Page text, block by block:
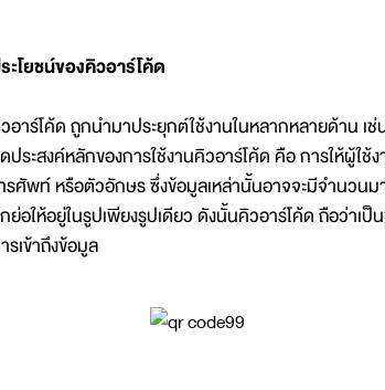
ะโยชน์ของคิวอาร์โค้ด
อาร์โค้ด ถูกนำมาประยุกต์ใช้งานในหลากหลายด้าน
ประสงค์หลักของการใช้งานคิวอาร์โค้ด คือ การให้ผู้ใช้
รศัพท์ หรือตัวอักษร ซึ่งข้อมูลเหล่านั้นอาจจะมีจำนวน
ย่อให้อยู่ในรูปเพียงรูปเดียว ดังนั้นคิวอาร์โค้ด ถือว่าเ
รเข้าถึงข้อมูล